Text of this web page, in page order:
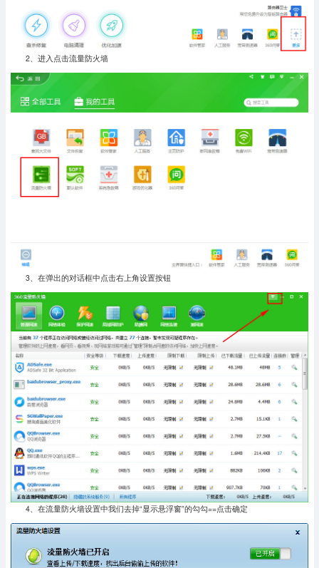
2、进入点击流量防火墙
3、在弹出的对话框中点击右上角设置按钮
4、在流量防火墙设置中我们去掉“显示悬浮窗”的勾勾==点击确定